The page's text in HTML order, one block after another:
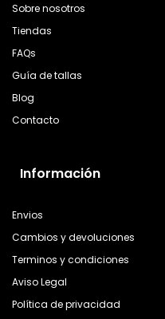
Sobre nosotros
Tiendas
FAQs
Guía de tallas
Blog
Contacto
Información
Envios
Cambios y devoluciones
Terminos y condiciones
Aviso Legal
Política de privacidad